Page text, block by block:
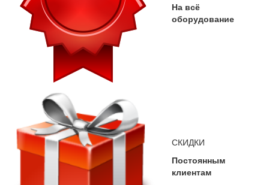
На всё
оборудование
СКИДКИ
Постоянным
клиентам